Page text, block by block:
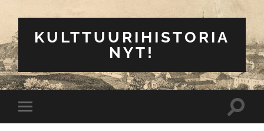
KULTTUURIHISTORIA
NYT!
Toggle
mobile
Toggle